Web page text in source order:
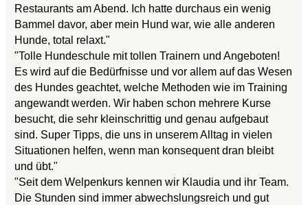
Restaurants am Abend. Ich hatte durchaus ein wenig
Bammel davor, aber mein Hund war, wie alle anderen
Hunde, total relaxt."
"Tolle Hundeschule mit tollen Trainern und Angeboten!
Es wird auf die Bedürfnisse und vor allem auf das Wesen
des Hundes geachtet, welche Methoden wie im Training
angewandt werden. Wir haben schon mehrere Kurse
besucht, die sehr kleinschrittig und genau aufgebaut
sind. Super Tipps, die uns in unserem Alltag in vielen
Situationen helfen, wenn man konsequent dran bleibt
und übt."
"Seit dem Welpenkurs kennen wir Klaudia und ihr Team.
Die Stunden sind immer abwechslungsreich und gut